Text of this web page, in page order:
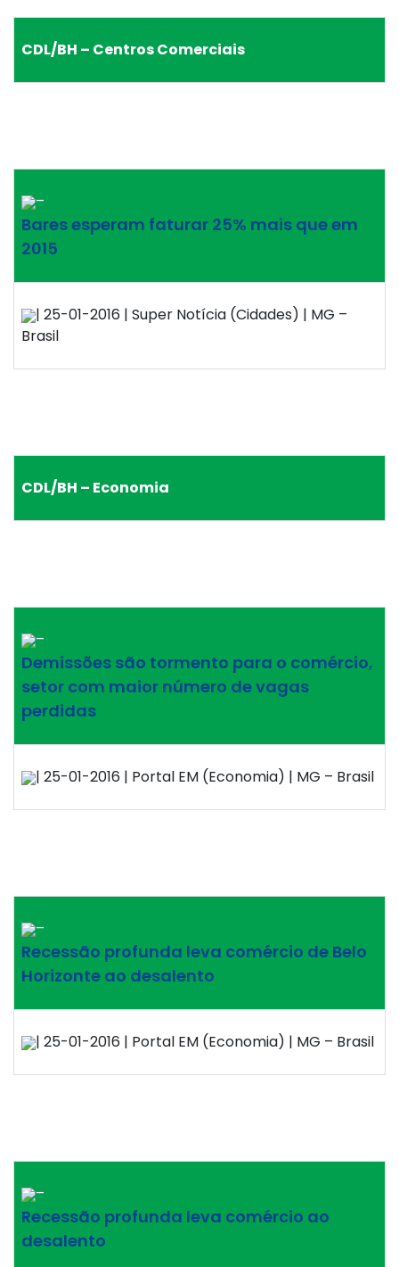
CDL/BH – Centros Comerciais
–
Bares esperam faturar 25% mais que em
2015
| 25-01-2016 | Super Notícia (Cidades) | MG –
Brasil
CDL/BH – Economia
–
Demissões são tormento para o comércio,
setor com maior número de vagas
perdidas
| 25-01-2016 | Portal EM (Economia) | MG – Brasil
–
Recessão profunda leva comércio de Belo
Horizonte ao desalento
| 25-01-2016 | Portal EM (Economia) | MG – Brasil
–
Recessão profunda leva comércio ao
desalento